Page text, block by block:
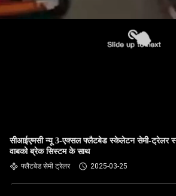
सीआईएमसी न्यू 3-एक्सल फ्लैटबेड स्केलेटन सेमी-ट्रेलर
वाबको ब्रेक सिस्टम के साथ
फ्लैटबेड सेमी ट्रेलर 2025-03-25